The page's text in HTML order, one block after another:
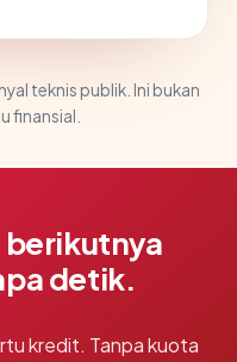
teknis publik. Ini bukan
finansial.
berikutnya
detik.
kredit. Tanpa kuota